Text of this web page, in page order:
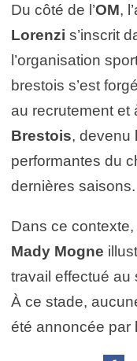
Du côté de l’OM,
Lorenzi s’inscrit
l’organisation
brestois s’est
au recrutement et
Brestois, devenu
performantes du
dernières saisons.
Dans ce contexte,
Mady Mogne
travail effectué au
À ce stade,
été annoncée par